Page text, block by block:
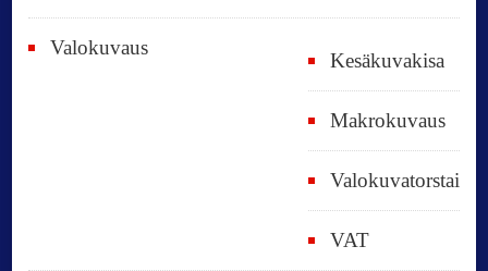
Valokuvaus
Kesäkuvakisa
Makrokuvaus
Valokuvatorstai
VAT